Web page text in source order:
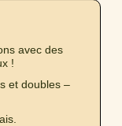
avec des
!
et doubles –